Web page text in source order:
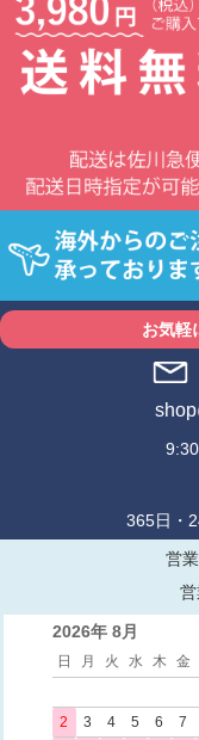
お気軽
365日・
営
2026年 8月
日 月 火 水 木 金
2
3 4 5 6 7